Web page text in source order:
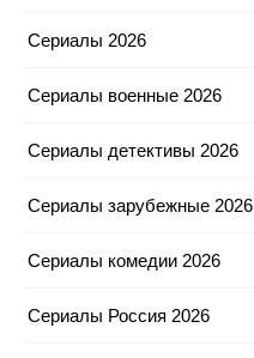
Сериалы 2026
Сериалы военные 2026
Сериалы детективы 2026
Сериалы зарубежные 2026
Сериалы комедии 2026
Сериалы Россия 2026